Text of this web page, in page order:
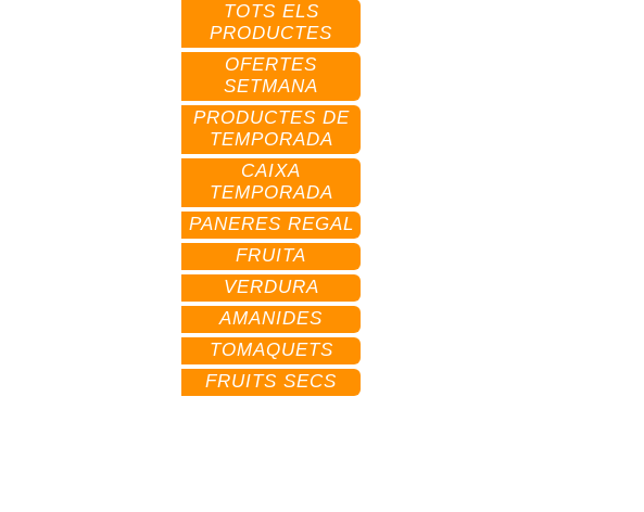
TOTS ELS
PRODUCTES
OFERTES
SETMANA
PRODUCTES DE
TEMPORADA
CAIXA
TEMPORADA
PANERES REGAL
FRUITA
VERDURA
AMANIDES
TOMAQUETS
FRUITS SECS